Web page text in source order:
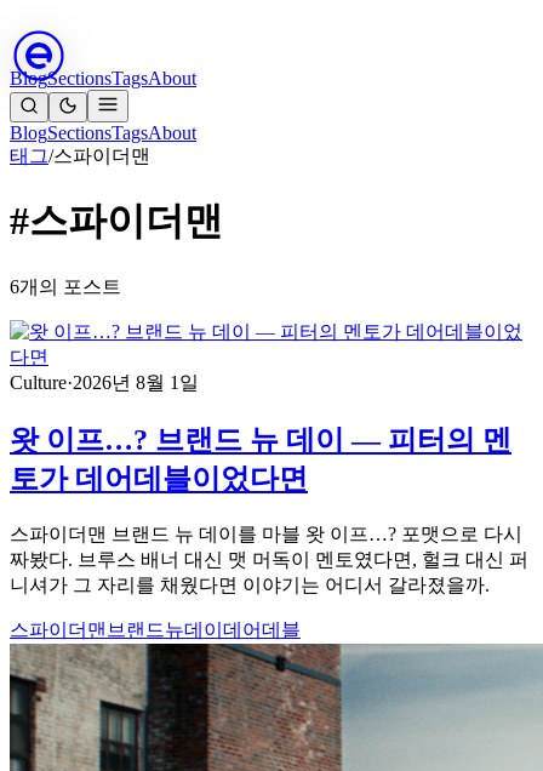
BlogSectionsTagsAbout
BlogSectionsTagsAbout
태그/스파이더맨
#스파이더맨
6개의 포스트
Culture·2026년 8월 1일
왓 이프…? 브랜드 뉴 데이 — 피터의 멘
토가 데어데블이었다면
스파이더맨 브랜드 뉴 데이를 마블 왓 이프…? 포맷으로 다시
짜봤다. 브루스 배너 대신 맷 머독이 멘토였다면, 헐크 대신 퍼
니셔가 그 자리를 채웠다면 이야기는 어디서 갈라졌을까.
스파이더맨 브랜드뉴데이 데어데블